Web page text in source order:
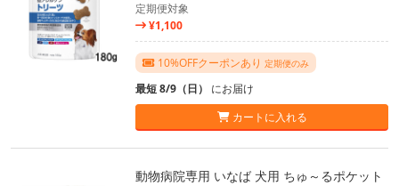
定期便対象
¥1,100
10%OFFクーポンあり 定期便のみ
最短 8/9（日） にお届け
カートに入れる
動物病院専用 いなば 犬用 ちゅ～るポケット